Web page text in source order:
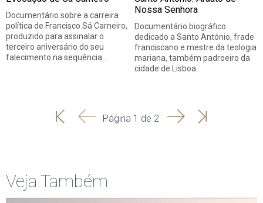
Documentário sobre a carreira
política de Francisco Sá Carneiro,
produzido para assinalar o
terceiro aniversário do seu
falecimento na sequência…
Nossa Senhora
Documentário biográfico
dedicado a Santo António, frade
franciscano e mestre da teologia
mariana, também padroeiro da
cidade de Lisboa.
'
'
Página 1 de 2 SeguinteÚltima
Veja Também